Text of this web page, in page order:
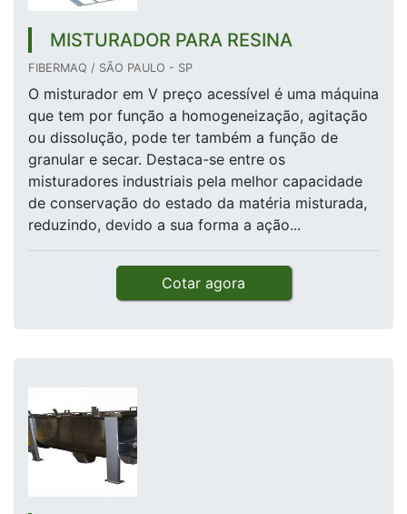
MISTURADOR PARA RESINA
FIBERMAQ / SÃO PAULO - SP
O misturador em V preço acessível é uma máquina
que tem por função a homogeneização, agitação
ou dissolução, pode ter também a função de
granular e secar. Destaca-se entre os
misturadores industriais pela melhor capacidade
de conservação do estado da matéria misturada,
reduzindo, devido a sua forma a ação...
Cotar agora